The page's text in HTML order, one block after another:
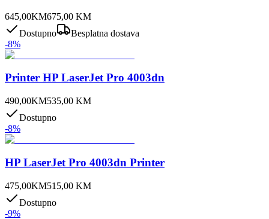
645,00KM675,00 KM
Dostupno
Besplatna dostava
-8%
Printer HP LaserJet Pro 4003dn
490,00KM535,00 KM
Dostupno
-8%
HP LaserJet Pro 4003dn Printer
475,00KM515,00 KM
Dostupno
-9%